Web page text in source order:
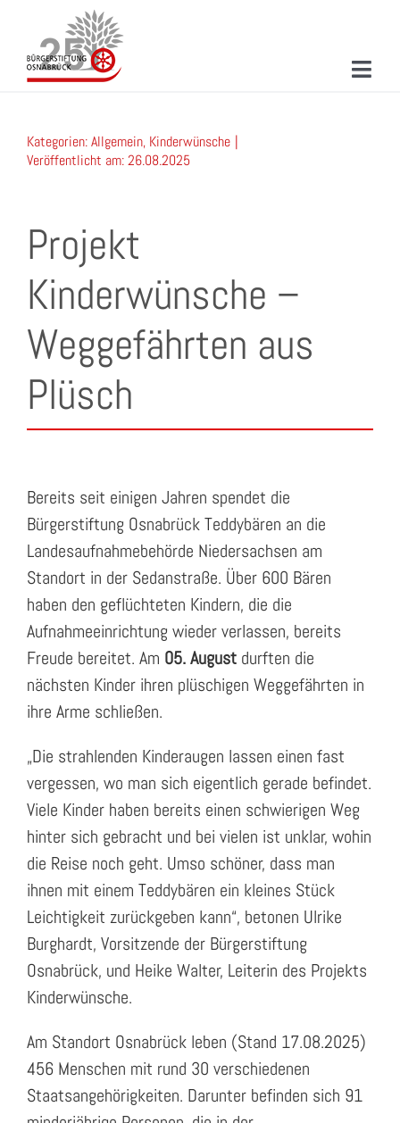
springen
VERANSTALTUNGEN
Kategorien:Allgemein, Kinderwünsche |
Veröffentlicht am: 26.08.2025
Projekt
Kinderwünsche –
Weggefährten aus
Plüsch
Bereits seit einigen Jahren spendet die
Bürgerstiftung Osnabrück Teddybären an die
Landesaufnahmebehörde Niedersachsen am
Standort in der Sedanstraße. Über 600 Bären
haben den geflüchteten Kindern, die die
Aufnahmeeinrichtung wieder verlassen, bereits
Freude bereitet. Am 05. Augustdurften die
nächsten Kinder ihren plüschigen Weggefährten in
ihre Arme schließen.
„Die strahlenden Kinderaugen lassen einen fast
vergessen, wo man sich eigentlich gerade befindet.
Viele Kinder haben bereits einen schwierigen Weg
hinter sich gebracht und bei vielen ist unklar, wohin
die Reise noch geht. Umso schöner, dass man
ihnen mit einem Teddybären ein kleines Stück
Leichtigkeit zurückgeben kann“, betonen Ulrike
Burghardt, Vorsitzende der Bürgerstiftung
Osnabrück, und Heike Walter, Leiterin des Projekts
Kinderwünsche.
Am Standort Osnabrück leben (Stand 17.08.2025)
456 Menschen mit rund 30 verschiedenen
Staatsangehörigkeiten. Darunter befinden sich 91